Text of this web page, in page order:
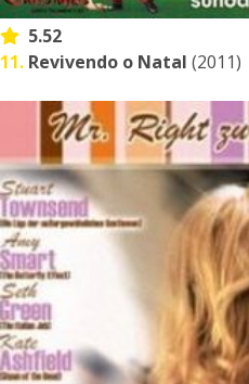
5.52
11. Revivendo o Natal (2011)